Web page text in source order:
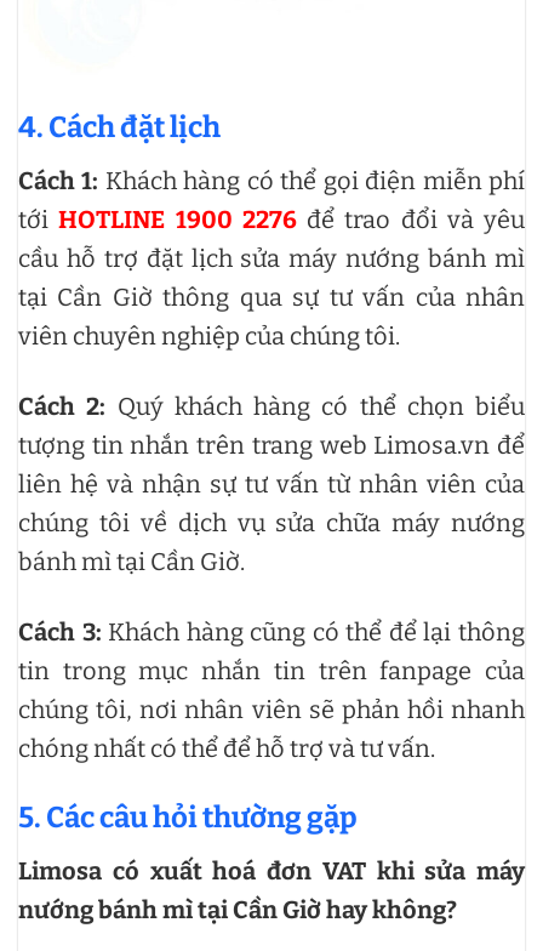
4. Cách đặt lịch
Cách 1: Khách hàng có thể gọi điện miễn phí
tớiHOTLINE 1900 2276để trao đổi và yêu
cầu hỗ trợ đặt lịch sửa máy nướng bánh mì
tại Cần Giờ thông qua sự tư vấn của nhân
viên chuyên nghiệp của chúng tôi.
Cách 2: Quý khách hàng có thể chọn biểu
tượng tin nhắn trên trang web Limosa.vn để
liên hệ và nhận sự tư vấn từ nhân viên của
chúng tôi về dịch vụ sửa chữa máy nướng
bánh mì tại Cần Giờ.
Cách 3: Khách hàng cũng có thể để lại thông
tin trong mục nhắn tin trên fanpage của
chúng tôi, nơi nhân viên sẽ phản hồi nhanh
chóng nhất có thể để hỗ trợ và tư vấn.
5. Các câu hỏi thường gặp
Limosa có xuất hoá đơn VAT khi sửa máy
nướng bánh mì tại Cần Giờ hay không?